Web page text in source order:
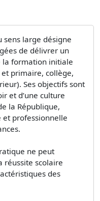
sens large désigne
de délivrer un
la formation initiale
primaire, collège,
Ses objectifs sont
et d’une culture
la République,
et professionnelle
ne peut
réussite scolaire
des